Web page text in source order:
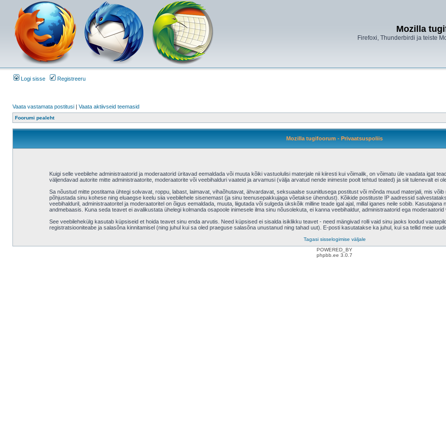
Mozilla
Firefoxi, Thunderbirdi ja teiste
Logi sisse Registreeru
Vaata vastamata postitusi | Vaata aktiivseid teemasid
Foorumi pealeht
Mozilla tugifoorum - Privaatsuspoliis
Kuigi selle veebilehe administraatorid ja moderaatorid üritavad eemaldada või muuta kõiki vastuolulisi materjale nii kiiresti kui võimalik, on võimatu üle vaadata igat
väljendavad autorite mitte administraatorite, moderaatorite või veebihalduri vaateid ja arvamusi (välja arvatud nende inimeste poolt tehtud teated) ja siit tulenevalt ei
Sa nõustud mitte postitama ühtegi solvavat, roppu, labast, laimavat, vihaõhutavat, ähvardavat, seksuaalse suunitlusega postitust või mõnda muud materjali, mis
põhjustada sinu kohese ning eluaegse keelu siia veebilehele sisenemast (ja sinu teenusepakkujaga võetakse ühendust). Kõikide postituste IP aadressid
veebihalduril, administraatoritel ja moderaatoritel on õigus eemaldada, muuta, liigutada või sulgeda ükskõik milline teade igal ajal, millal iganes neile sobib.
andmebaasis. Kuna seda teavet ei avalikustata ühelegi kolmanda osapoole inimesele ilma sinu nõusolekuta, ei kanna veebihaldur, administraatorid ega
See veebilehekülg kasutab küpsiseid et hoida teavet sinu enda arvutis. Need küpsised ei sisalda isiklikku teavet - need mängivad rolli vaid sinu jaoks loodud
registratsiooniteabe ja salasõna kinnitamisel (ning juhul kui sa oled praeguse salasõna unustanud ning tahad uut). E-posti kasutatakse ka juhul, kui sa tellid meie
Tagasi sisselogimise väljale
POWERED_BY
phpbb.ee 3.0.7